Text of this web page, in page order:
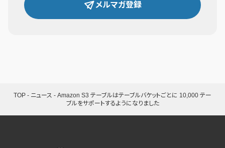
メルマガ登録
TOP - ニュース - Amazon S3 テーブルはテーブルバケットごとに 10,000 テー
ブルをサポートするようになりました